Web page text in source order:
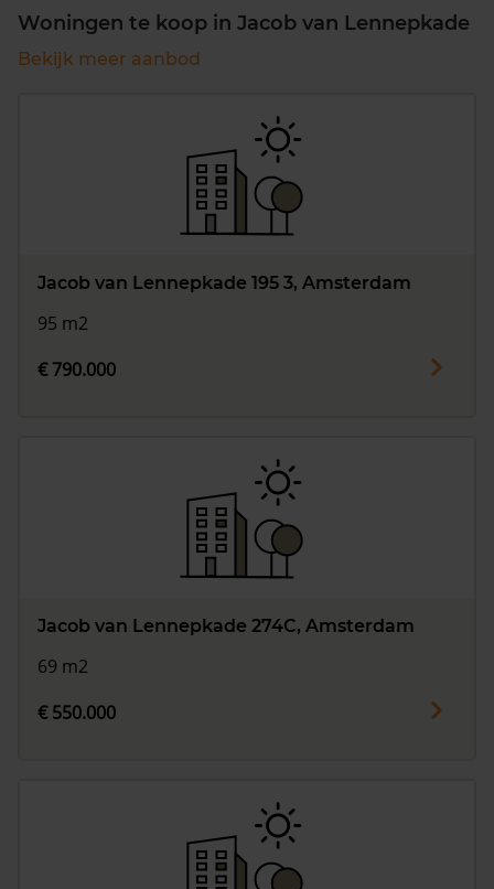
Woningen te koop in Jacob van Lennepkade
Bekijk meer aanbod
Jacob van Lennepkade 195 3, Amsterdam
95 m2
€ 790.000
Jacob van Lennepkade 274C, Amsterdam
69 m2
€ 550.000